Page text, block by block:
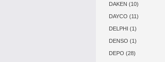
DAKEN (10)
DAYCO (11)
DELPHI (1)
DENSO (1)
DEPO (28)